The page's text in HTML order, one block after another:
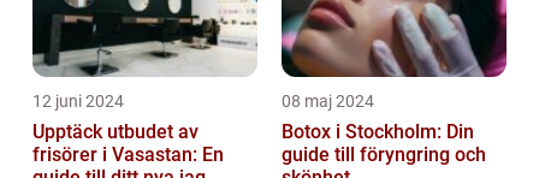
12 juni 2024
Upptäck utbudet av
frisörer i Vasastan: En
08 maj 2024
Botox i Stockholm: Din
guide till föryngring och